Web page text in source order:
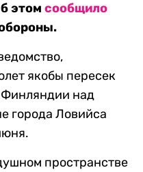
этом сообщило
якобы пересек
Финляндии над
города Ловийса
пространстве